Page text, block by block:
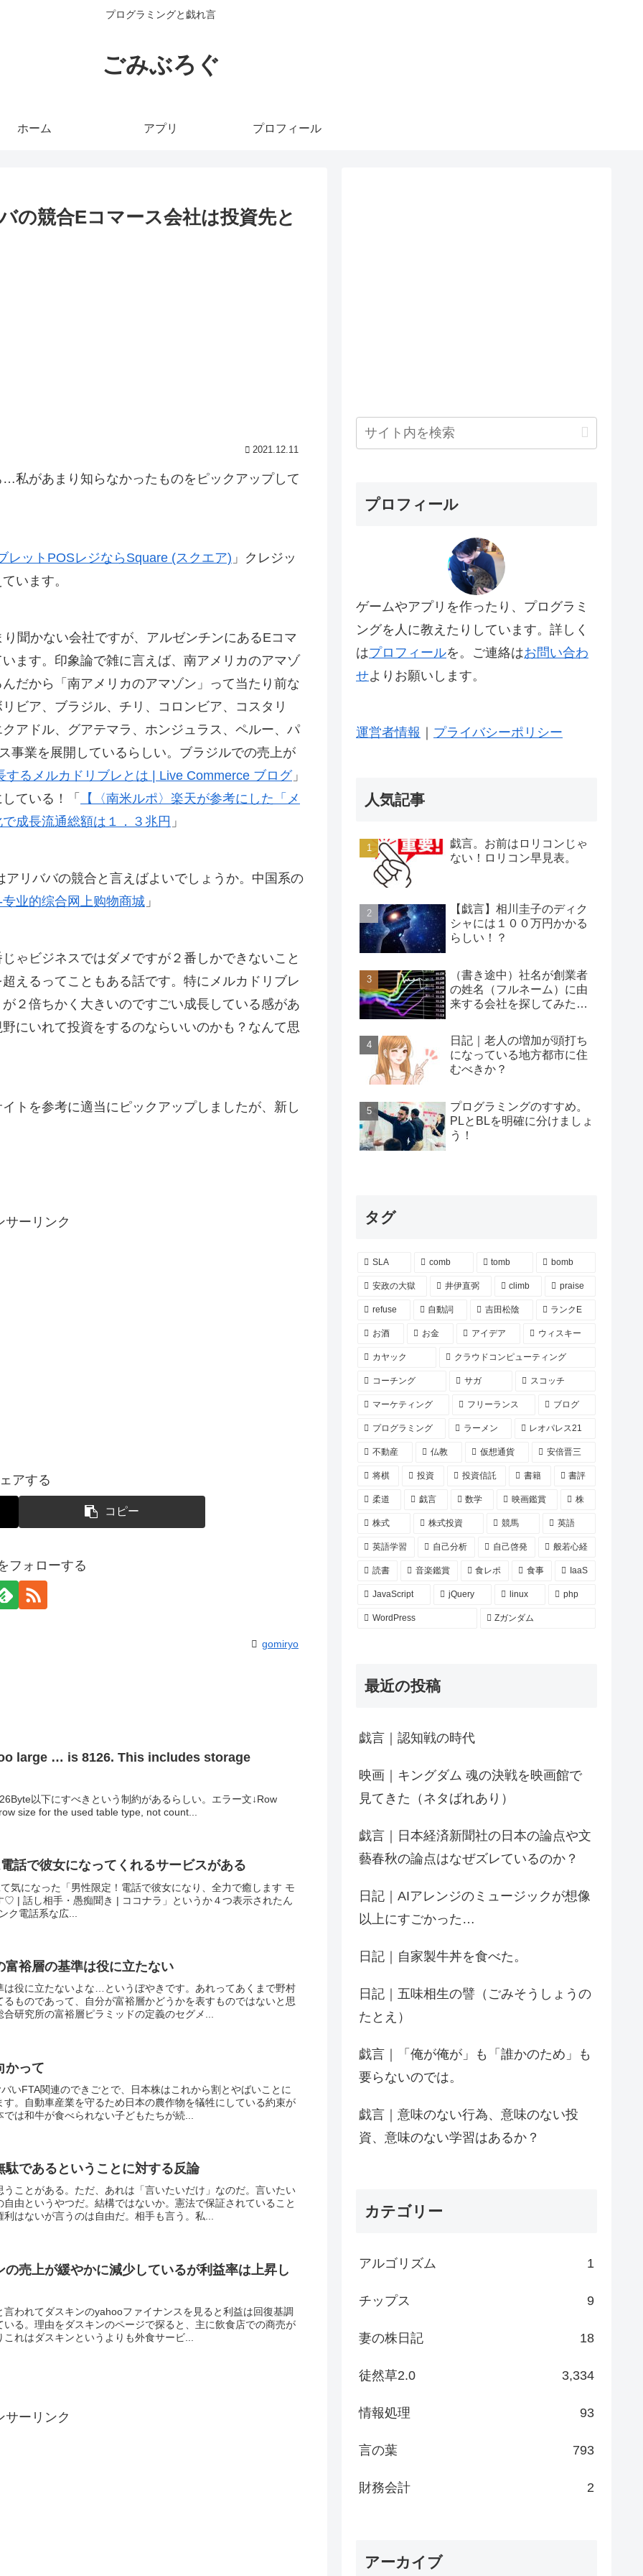
プログラミングと戯れ言
ごみぶろぐ
ホーム アプリ プロフィール
の競合Eコマース会社は投資先と
2021.12.11
私があまり知らなかったものをピックアップして
レットPOSレジならSquare (スクエア) 」クレジッ
います。
聞かない会社ですが、アルゼンチンにあるEコマ
ます。印象論で雑に言えば、南アメリカのアマゾ
だから「南アメリカのアマゾン」って当たり前な
ビア、ブラジル、チリ、コロンビア、コスタリ
アドル、グアテマラ、ホンジュラス、ペルー、パ
事業を展開しているらしい。ブラジルでの売上が
するメルカドリブレとは | Live Commerce ブログ」
ている！「
【〈南米ルポ〉楽天が参考にした「メ
成長流通総額は１．３兆円 」
リババの競合と言えばよいでしょうか。中国系の
业的综合网上购物商城 」
ゃビジネスではダメですが２番しかできないこと
えるってこともある話です。特にメルカドリブレ
２倍ちかく大きいのですごい成長している感があ
にいれて投資をするのならいいのかも？なんて思
トを参考に適当にピックアップしましたが、新し
サーリンク
アする
コピー
フォローする
gomiryo
large … is 8126. This includes storage
以下にすべきという制約があるらしい。エラー文↓Row
size for the used table type, not count...
話で彼女になってくれるサービスがある
気になった「男性限定！電話で彼女になり、全力で癒します モ
♡ | 話し相手・愚痴聞き | ココナラ」というか４つ表示されたん
ク電話系な広...
富裕層の基準は役に立たない
は役に立たないよな…というぼやきです。あれってあくまで野村
ものであって、自分が富裕層かどうかを表すものではないと思
研究所の富裕層ピラミッドの定義のセグメ...
かって
いFTA関連のできごとで、日本株はこれから割とやばいことに
。自動車産業を守るため日本の農作物を犠牲にしている約束が
は和牛が食べられない子どもたちが続...
駄であるということに対する反論
ことがある。ただ、あれは「言いたいだけ」なのだ。言いたい
由というやつだ。結構ではないか。憲法で保証されていること
はないが言うのは自由だ。相手も言う。私...
売上が緩やかに減少しているが利益率は上昇し
われてダスキンのyahooファイナンスを見ると利益は回復基調
る。理由をダスキンのページで探ると、主に飲食店での商売が
れはダスキンというよりも外食サービ...
サーリンク
プロフィール
ゲームやアプリを作ったり、プログラミ
ングを人に教えたりしています。詳しく
はプロフィールを。ご連絡はお問い合わ
せよりお願いします。
運営者情報 プライバシーポリシー
人気記事
戯言。お前はロリコンじゃ
ない！ロリコン早見表。
【戯言】相川圭子のディク
シャには１００万円かかる
らしい！？
（書き途中）社名が創業者
の姓名（フルネーム）に由
来する会社を探してみた…
日記｜老人の増加が頭打ち
になっている地方都市に住
むべきか？
プログラミングのすすめ。
PLとBLを明確に分けましょ
う！
タグ
SLA comb tomb bomb
安政の大獄 井伊直弼 climb praise
refuse 自動詞 吉田松陰 ランクE
お酒 お金 アイデア ウィスキー
カヤック クラウドコンピューティング
コーチング サガ スコッチ
マーケティング フリーランス ブログ
プログラミング ラーメン レオパレス21
不動産 仏教 仮想通貨 安倍晋三
将棋 投資 投資信託 書籍 書評
柔道 戯言 数学 映画鑑賞 株
株式 株式投資 競馬 英語
英語学習 自己分析 自己啓発 般若心経
読書 音楽鑑賞 食レポ 食事 IaaS
JavaScript jQuery linux php
WordPress Zガンダム
最近の投稿
戯言｜認知戦の時代
映画｜キングダム 魂の決戦を映画館で
見てきた（ネタばれあり）
戯言｜日本経済新聞社の日本の論点や文
藝春秋の論点はなぜズレているのか？
日記｜AIアレンジのミュージックが想像
以上にすごかった…
日記｜自家製牛丼を食べた。
日記｜五味相生の譬（ごみそうしょうの
たとえ）
戯言｜「俺が俺が」も「誰かのため」も
要らないのでは。
戯言｜意味のない行為、意味のない投
資、意味のない学習はあるか？
カテゴリー
アルゴリズム 1
チップス 9
妻の株日記 18
徒然草2.0 3,334
情報処理 93
言の葉 793
財務会計 2
アーカイブ